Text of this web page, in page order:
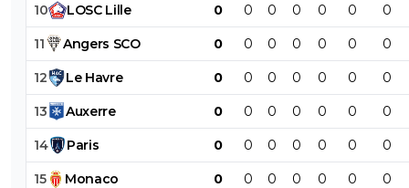
10 LOSC Lille 0 0 0 0 0 0 0
11 Angers SCO 0 0 0 0 0 0 0
12 Le Havre 0 0 0 0 0 0 0
13 Auxerre 0 0 0 0 0 0 0
14 Paris 0 0 0 0 0 0 0
15 Monaco 0 0 0 0 0 0 0